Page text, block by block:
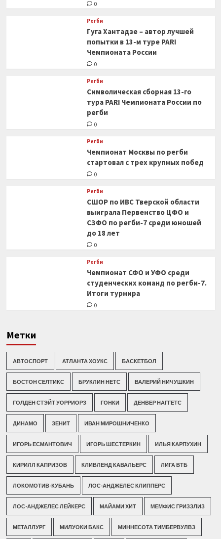
0
Регби
Гуга Хантадзе – автор лучшей
попытки в 13-м туре PARI
Чемпионата России
0
Регби
Символическая сборная 13-го
тура PARI Чемпионата России по
регби
0
Регби
Чемпионат Москвы по регби
стартовал с трех крупных побед
0
Регби
СШОР по ИВС Тверской области
выиграла Первенство ЦФО и
СЗФО по регби-7 среди юношей
до 18 лет
0
Регби
Чемпионат СФО и УФО среди
студенческих команд по регби-7.
Итоги турнира
0
Метки
АВТОСПОРТ АТЛАНТА ХОУКС БАСКЕТБОЛ
БОСТОН СЕЛТИКС БРУКЛИН НЕТС ВАЛЕРИЙ НИЧУШКИН
ГОЛДЕН СТЭЙТ УОРРИОРЗ ГОНКИ ДЕНВЕР НАГГЕТС
ДИНАМО ЗЕНИТ ИВАН МИРОШНИЧЕНКО
ИГОРЬ ЕСМАНТОВИЧ ИГОРЬ ШЕСТЕРКИН ИЛЬЯ КАРПУХИН
КИРИЛЛ КАПРИЗОВ КЛИВЛЕНД КАВАЛЬЕРС ЛИГА ВТБ
ЛОКОМОТИВ-КУБАНЬ ЛОС-АНДЖЕЛЕС КЛИППЕРС
ЛОС-АНДЖЕЛЕС ЛЕЙКЕРС МАЙАМИ ХИТ МЕМФИС ГРИЗЗЛИЗ
МЕТАЛЛУРГ МИЛУОКИ БАКС МИННЕСОТА ТИМБЕРВУЛВЗ